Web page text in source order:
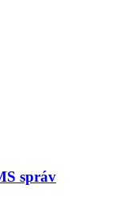
správ